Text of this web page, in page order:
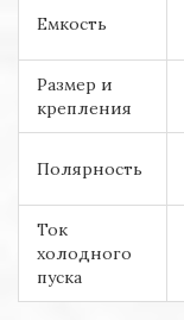
Емкость
Размер и
крепления
Полярность
Ток
холодного
пуска